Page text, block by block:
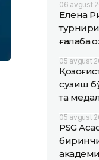
06 avgust
Елена
ғалаба
05 avgust
сузиш
та
05 avgust
PSG